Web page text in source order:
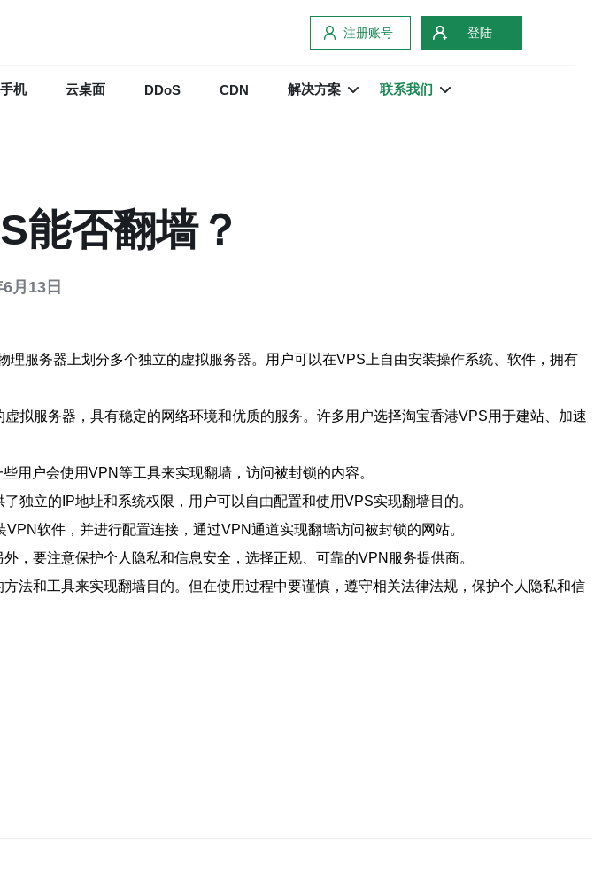
注册账号 登陆
机 云桌面 DDoS CDN 解决方案 联系我们
能否翻墙？
月13日
服务器上划分多个独立的虚拟服务器。用户可以在VPS上自由安装操作系统、软件，拥有
拟服务器，具有稳定的网络环境和优质的服务。许多用户选择淘宝香港VPS用于建站、加速
用户会使用VPN等工具来实现翻墙，访问被封锁的内容。
独立的IP地址和系统权限，用户可以自由配置和使用VPS实现翻墙目的。
软件，并进行配置连接，通过VPN通道实现翻墙访问被封锁的网站。
，要注意保护个人隐私和信息安全，选择正规、可靠的VPN服务提供商。
法和工具来实现翻墙目的。但在使用过程中要谨慎，遵守相关法律法规，保护个人隐私和信